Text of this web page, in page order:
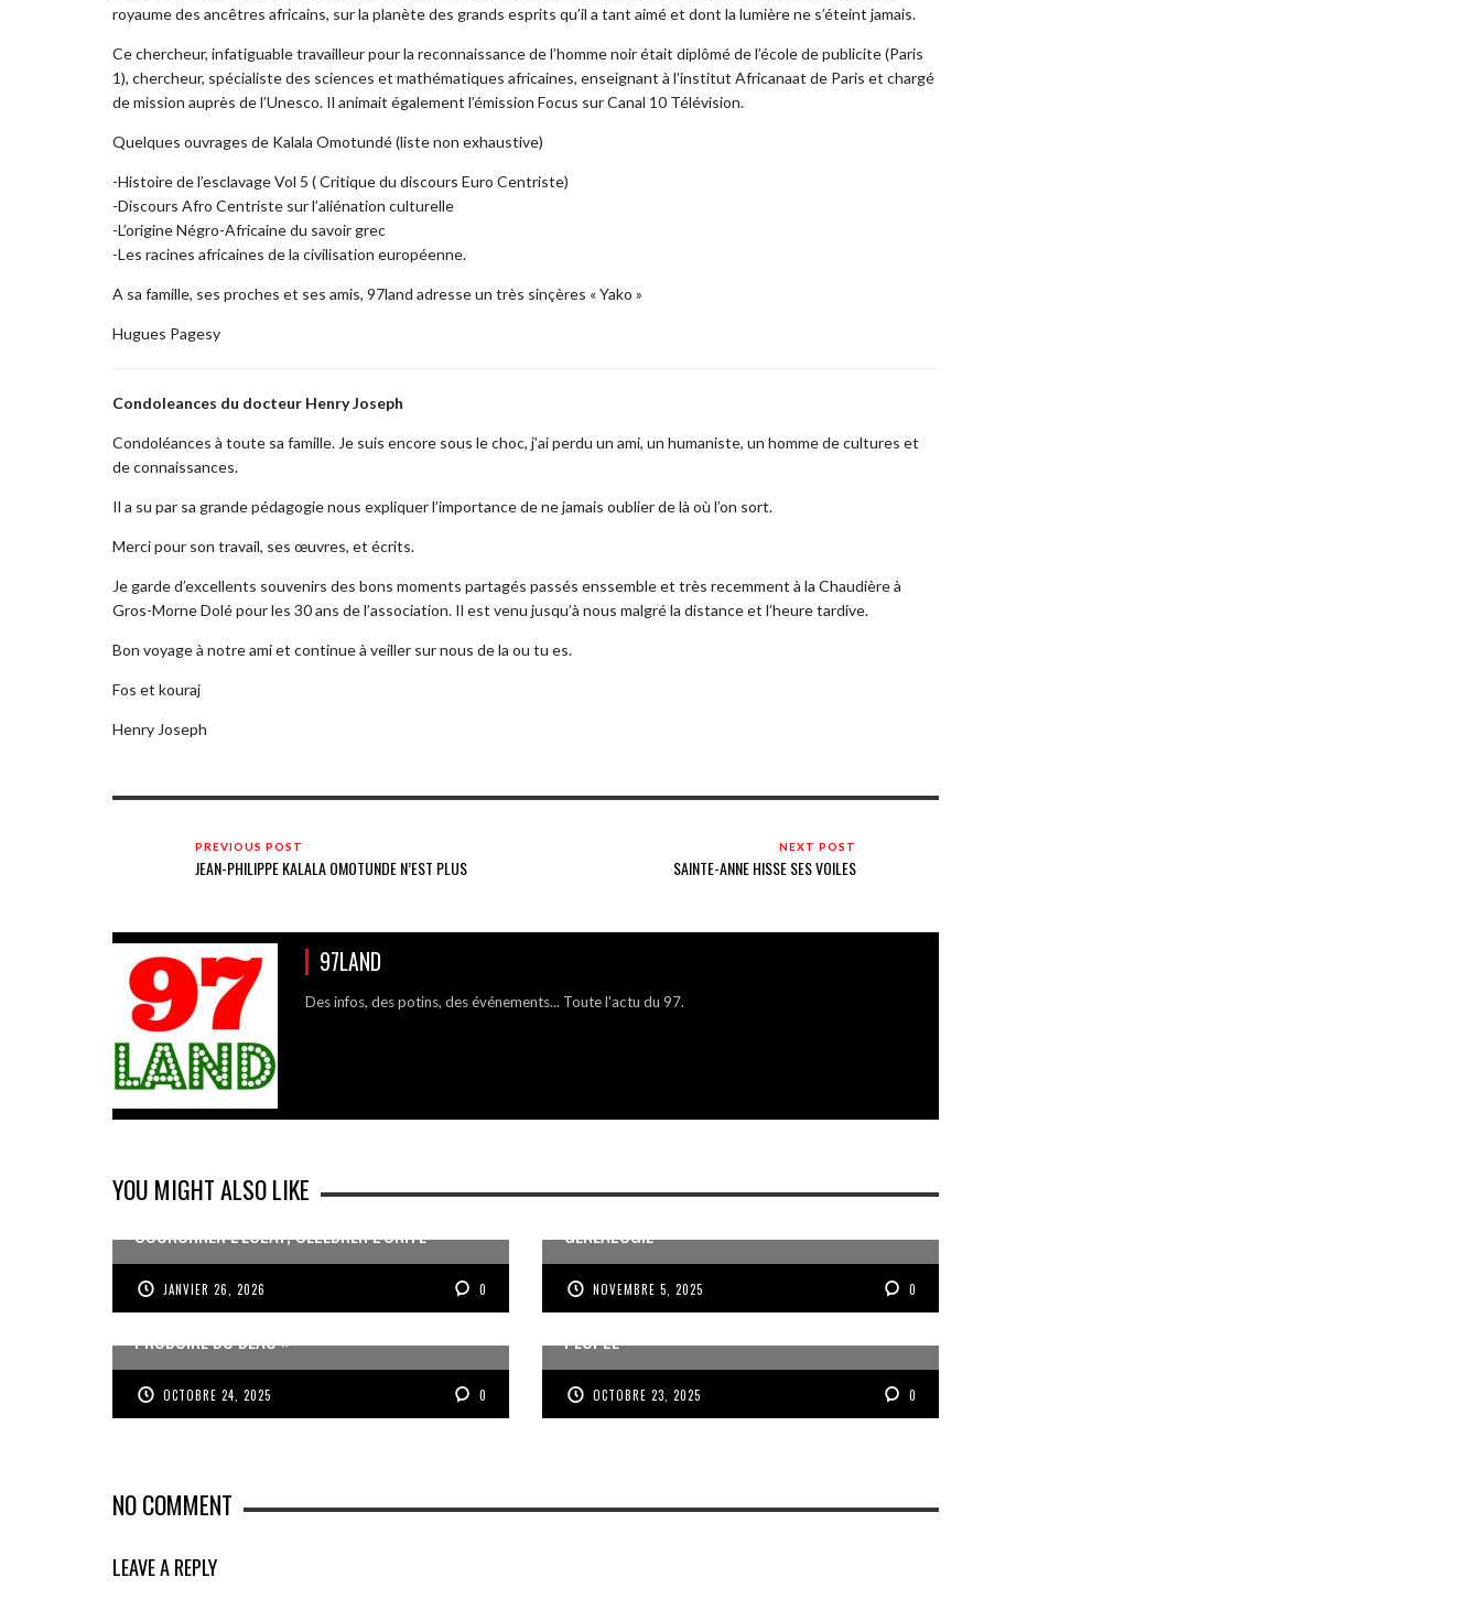
royaume des ancêtres africains, sur la planète des grands esprits qu’il a tant aimé et dont la lumière ne s’éteint jamais.
Ce chercheur, infatiguable travailleur pour la reconnaissance de l’homme noir était diplômé de l’école de publicite (Paris
1), chercheur, spécialiste des sciences et mathématiques africaines, enseignant à l’institut Africanaat de Paris et chargé
de mission auprès de l’Unesco. Il animait également l’émission Focus sur Canal 10 Télévision.
Quelques ouvrages de Kalala Omotundé (liste non exhaustive)
-Histoire de l’esclavage Vol 5 ( Critique du discours Euro Centriste)
-Discours Afro Centriste sur l’aliénation culturelle
-L’origine Négro-Africaine du savoir grec
-Les racines africaines de la civilisation européenne.
A sa famille, ses proches et ses amis, 97land adresse un très sinçères « Yako »
Hugues Pagesy
Condoleances du docteur Henry Joseph
Condoléances à toute sa famille. Je suis encore sous le choc, j’ai perdu un ami, un humaniste, un homme de cultures et
de connaissances.
Il a su par sa grande pédagogie nous expliquer l’importance de ne jamais oublier de là où l’on sort.
Merci pour son travail, ses œuvres, et écrits.
Je garde d’excellents souvenirs des bons moments partagés passés enssemble et très recemment à la Chaudière à
Gros-Morne Dolé pour les 30 ans de l’association. Il est venu jusqu’à nous malgré la distance et l’heure tardive.
Bon voyage à notre ami et continue à veiller sur nous de la ou tu es.
Fos et kouraj
Henry Joseph
PREVIOUS POST
JEAN-PHILIPPE KALALA OMOTUNDE N’EST PLUS
NEXT POST
SAINTE-ANNE HISSE SES VOILES
97LAND
Des infos, des potins, des événements... Toute l'actu du 97.
YOU MIGHT ALSO LIKE
COURONNER L’ÉCLAT, CÉLÉBRER L’UNITÉ
JANVIER 26, 2026 0
GÉNÉALOGIE
NOVEMBRE 5, 2025 0
JEAN-PIERRE VOLET : « L’OBJECTIF EST DE
PRODUIRE DU BEAU »
OCTOBRE 24, 2025 0
VOIX DES ONDES, VOIX DES YOLES, VOIX D’UN
PEUPLE
OCTOBRE 23, 2025 0
NO COMMENT
LEAVE A REPLY